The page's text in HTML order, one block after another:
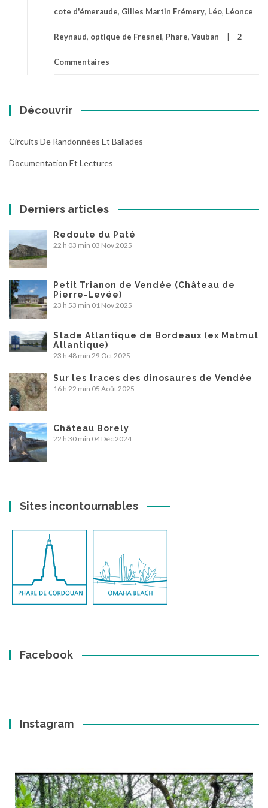
cote d'émeraude, Gilles Martin Frémery, Léo, Léonce
Reynaud, optique de Fresnel, Phare, Vauban 2
Commentaires
Découvrir
Circuits De Randonnées Et Ballades
Documentation Et Lectures
Derniers articles
Redoute du Paté
22 h 03 min 03 Nov 2025
Petit Trianon de Vendée (Château de
Pierre-Levée)
23 h 53 min 01 Nov 2025
Stade Atlantique de Bordeaux (ex Matmut
Atlantique)
23 h 48 min 29 Oct 2025
Sur les traces des dinosaures de Vendée
16 h 22 min 05 Août 2025
Château Borely
22 h 30 min 04 Déc 2024
Sites incontournables
Facebook
Instagram